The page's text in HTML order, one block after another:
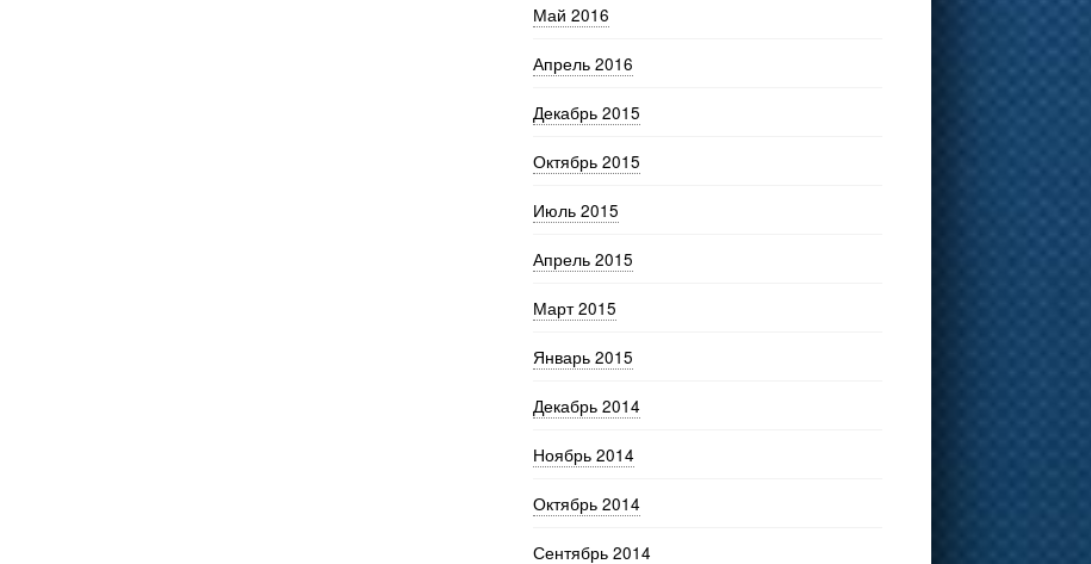
Май 2016
Апрель 2016
Декабрь 2015
Октябрь 2015
Июль 2015
Апрель 2015
Март 2015
Январь 2015
Декабрь 2014
Ноябрь 2014
Октябрь 2014
Сентябрь 2014